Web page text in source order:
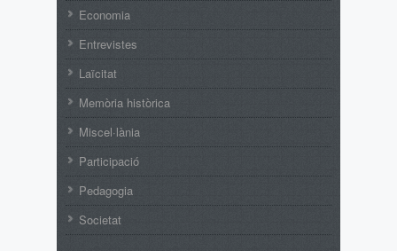
Economia
Entrevistes
Laïcitat
Memòria històrica
Miscel·lània
Participació
Pedagogia
Societat